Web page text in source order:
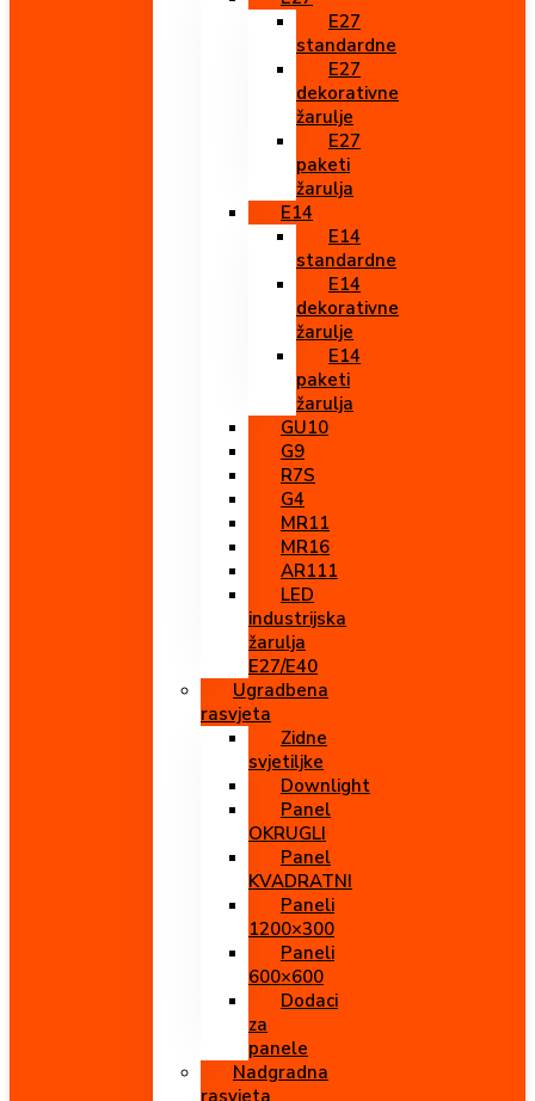
E27
standardne
E27
dekorativne
žarulje
E27
paketi
žarulja
E14
E14
standardne
E14
dekorativne
žarulje
E14
paketi
žarulja
GU10
G9
R7S
G4
MR11
MR16
AR111
LED
industrijska
žarulja
E27/E40
Ugradbena
rasvjeta
Zidne
svjetiljke
Downlight
Panel
OKRUGLI
Panel
KVADRATNI
Paneli
1200×300
Paneli
600×600
Dodaci
za
panele
Nadgradna